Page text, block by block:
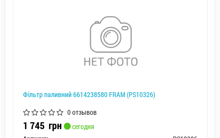
Фільтр паливний 6614238580 FRAM (PS10326)
0 отзывов
1 745 грн
сегодня